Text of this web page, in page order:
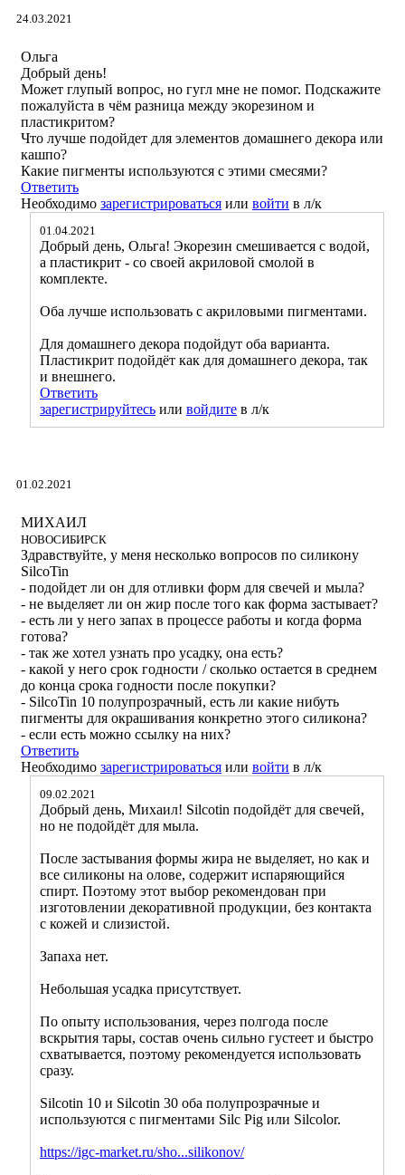
24.03.2021
Ольга
Добрый день!
Может глупый вопрос, но гугл мне не помог. Подскажите
пожалуйста в чём разница между экорезином и
пластикритом?
Что лучше подойдет для элементов домашнего декора или
кашпо?
Какие пигменты используются с этими смесями?
Ответить
Необходимо зарегистрироваться или войти в л/к
01.04.2021
Добрый день, Ольга! Экорезин смешивается с водой,
а пластикрит - со своей акриловой смолой в
комплекте.
Оба лучше использовать с акриловыми пигментами.
Для домашнего декора подойдут оба варианта.
Пластикрит подойдёт как для домашнего декора, так
и внешнего.
Ответить
зарегистрируйтесь или войдите в л/к
01.02.2021
МИХАИЛ
НОВОСИБИРСК
Здравствуйте, у меня несколько вопросов по силикону
SilcoTin
- подойдет ли он для отливки форм для свечей и мыла?
- не выделяет ли он жир после того как форма застывает?
- есть ли у него запах в процессе работы и когда форма
готова?
- так же хотел узнать про усадку, она есть?
- какой у него срок годности / сколько остается в среднем
до конца срока годности после покупки?
- SilcoTin 10 полупрозрачный, есть ли какие нибуть
пигменты для окрашивания конкретно этого силикона?
- если есть можно ссылку на них?
Ответить
Необходимо зарегистрироваться или войти в л/к
09.02.2021
Добрый день, Михаил! Silcotin подойдёт для свечей,
но не подойдёт для мыла.
После застывания формы жира не выделяет, но как и
все силиконы на олове, содержит испаряющийся
спирт. Поэтому этот выбор рекомендован при
изготовлении декоративной продукции, без контакта
с кожей и слизистой.
Запаха нет.
Небольшая усадка присутствует.
По опыту использования, через полгода после
вскрытия тары, состав очень сильно густеет и быстро
схватывается, поэтому рекомендуется использовать
сразу.
Silcotin 10 и Silcotin 30 оба полупрозрачные и
используются с пигментами Silc Pig или Silcolor.
https://igc-market.ru/sho...silikonov/